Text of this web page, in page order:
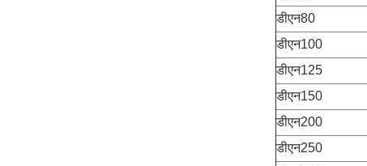
डीएन80
डीएन100
डीएन125
डीएन150
डीएन200
डीएन250